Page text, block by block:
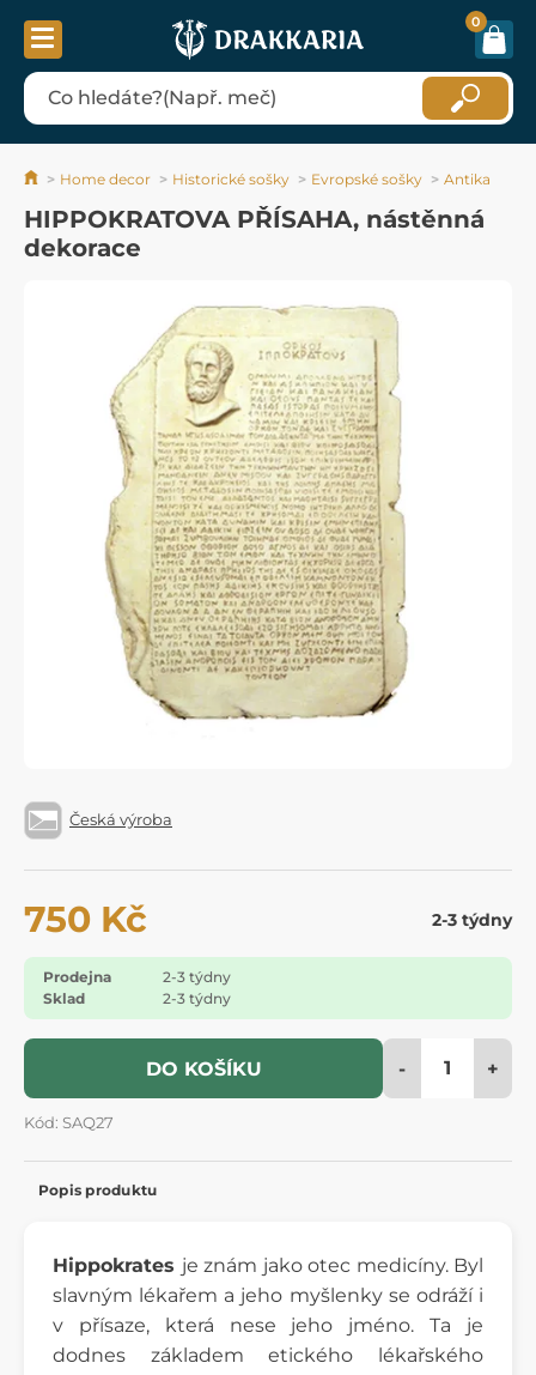
0
Home decor Historické sošky Evropské sošky Antika
HIPPOKRATOVA PŘÍSAHA, nástěnná
dekorace
Česká výroba
750 Kč 2-3 týdny
Prodejna
2-3 týdny
Sklad
2-3 týdny
DO KOŠÍKU - +
Kód: SAQ27
Popis produktu
Hippokrates je znám jako otec medicíny. Byl
slavným lékařem a jeho myšlenky se odráží i
v přísaze, která nese jeho jméno. Ta je
dodnes základem etického lékařského